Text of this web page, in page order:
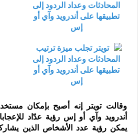
وقالت تويتر إنه أصبح بإمكان
أندرويد وآي أو إس رؤية عدّاد
يمكن رؤية عدد الأشخاص الذين